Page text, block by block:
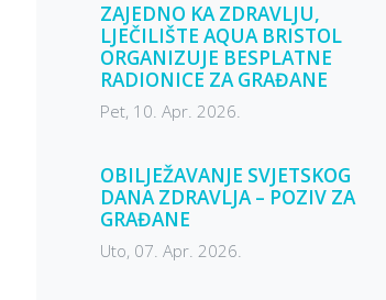
ZAJEDNO KA ZDRAVLJU,
LJEČILIŠTE AQUA BRISTOL
ORGANIZUJE BESPLATNE
RADIONICE ZA GRAĐANE
Pet, 10. Apr. 2026.
OBILJEŽAVANJE SVJETSKOG
DANA ZDRAVLJA – POZIV ZA
GRAĐANE
Uto, 07. Apr. 2026.